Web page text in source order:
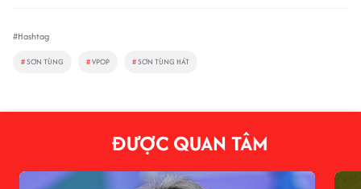
#Hashtag
#SƠN TÙNG #VPOP #SƠN TÙNG HÁT
ĐƯỢC QUAN TÂM